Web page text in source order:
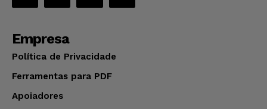
Empresa
Política de Privacidade
Ferramentas para PDF
Apoiadores